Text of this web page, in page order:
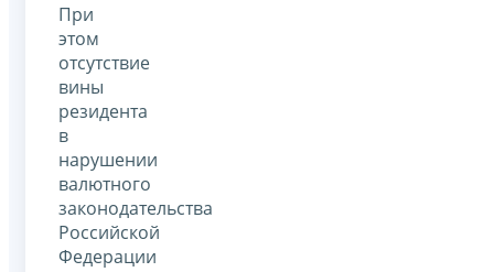
При
этом
отсутствие
вины
резидента
в
нарушении
валютного
законодательства
Российской
Федерации